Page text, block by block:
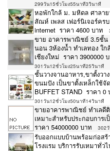
299วัน15ชั่วโมง55นาที3วินาที
หอพักใกล้ ม. มหิดล ศาล
สัณห์ เพลส เฟอร์นิเจอร์คร
internet ราคา 4600 บาท
ขาย อาคารพาณิชย์ 3.5ชั้น
นอน 3ห้องน้ำ ทำเลทอง ใก
เชียงใหม่ ราคา 3900000
301วัน12ชั่วโมง25นาที25วินาที
ชั้นวางจานอาหาร,ขาตั้งว
ขนมปัง เป็นขาตั้งเหล็กใช้จั
BUFFET STAND ราคา 0
301วัน12ชั่วโมง50นาที14วินาที
ขายอาคารพาณิชย์ ทำเลดี
เหมาะสำหรับประกอบการ
ราคา 54000000 บาท
302
รับออกแบบบ้านพร้อมก่อสร้
โรงแรม บริการรับเหมาทั่ว